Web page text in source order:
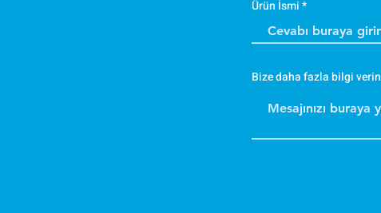
Ürün İsmi
Bize daha fazla bilgi verin